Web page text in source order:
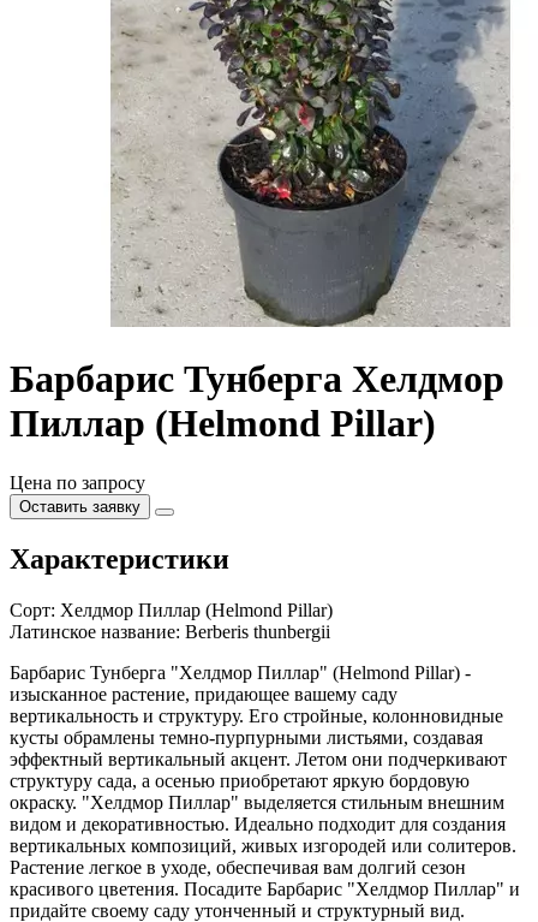
Барбарис Тунберга Хелдмор
Пиллар (Helmond Pillar)
Цена по запросу
Оставить заявку
Характеристики
Сорт: Хелдмор Пиллар (Helmond Pillar)
Латинское название: Berberis thunbergii
Барбарис Тунберга "Хелдмор Пиллар" (Helmond Pillar) -
изысканное растение, придающее вашему саду
вертикальность и структуру. Его стройные, колонновидные
кусты обрамлены темно-пурпурными листьями, создавая
эффектный вертикальный акцент. Летом они подчеркивают
структуру сада, а осенью приобретают яркую бордовую
окраску. "Хелдмор Пиллар" выделяется стильным внешним
видом и декоративностью. Идеально подходит для создания
вертикальных композиций, живых изгородей или солитеров.
Растение легкое в уходе, обеспечивая вам долгий сезон
красивого цветения. Посадите Барбарис "Хелдмор Пиллар" и
придайте своему саду утонченный и структурный вид.